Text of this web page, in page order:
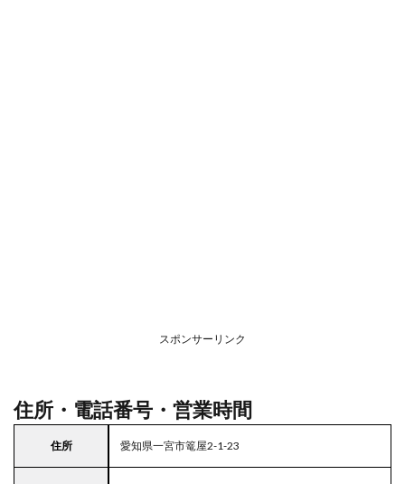
コス
スポンサーリンク
住所・電話番号・営業時間
住所 愛知県一宮市篭屋2-1-23